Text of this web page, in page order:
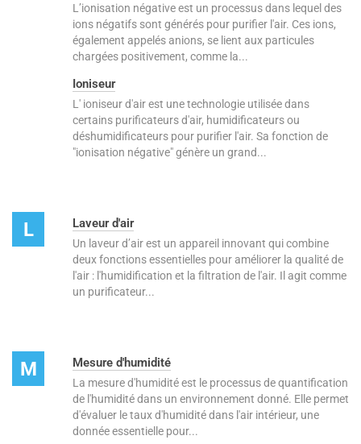
L’ionisation négative est un processus dans lequel des
ions négatifs sont générés pour purifier l'air. Ces ions,
également appelés anions, se lient aux particules
chargées positivement, comme la...
Ioniseur
L' ioniseur d'air est une technologie utilisée dans
certains purificateurs d'air, humidificateurs ou
déshumidificateurs pour purifier l'air. Sa fonction de
"ionisation négative" génère un grand...
L Laveur d'air
Un laveur d’air est un appareil innovant qui combine
deux fonctions essentielles pour améliorer la qualité de
l'air : l'humidification et la filtration de l'air. Il agit comme
un purificateur...
M Mesure d'humidité
La mesure d'humidité est le processus de quantification
de l'humidité dans un environnement donné. Elle permet
d'évaluer le taux d'humidité dans l'air intérieur, une
donnée essentielle pour...